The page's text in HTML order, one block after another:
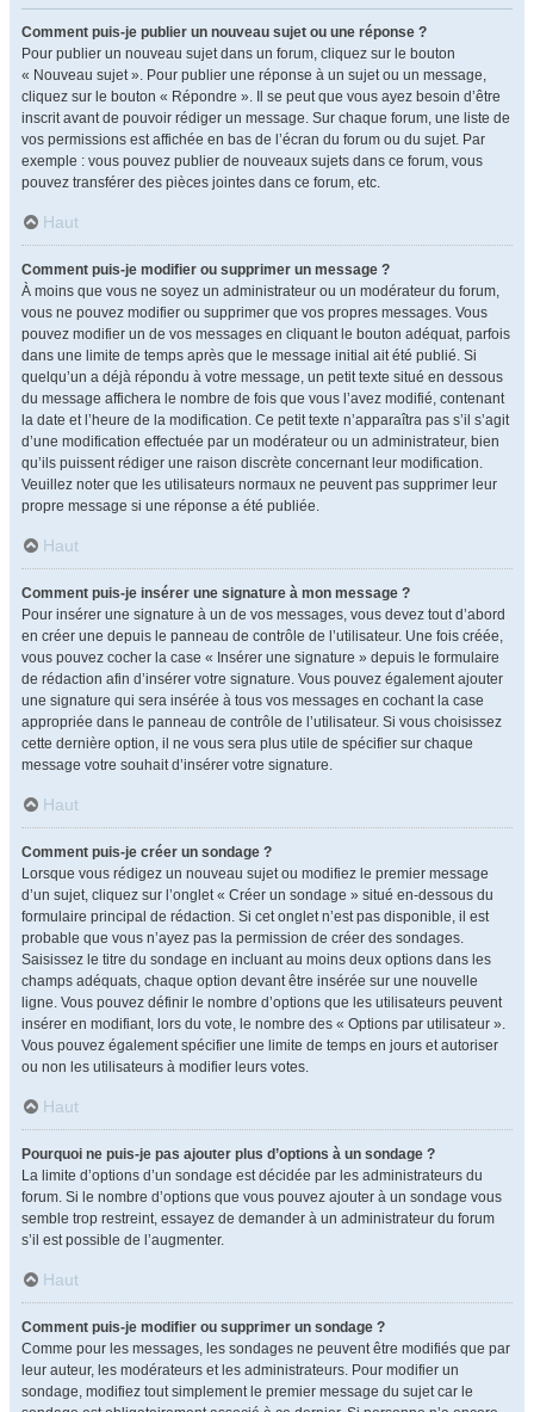
Comment puis-je publier un nouveau sujet ou une réponse ?
Pour publier un nouveau sujet dans un forum, cliquez sur le bouton
« Nouveau sujet ». Pour publier une réponse à un sujet ou un message,
cliquez sur le bouton « Répondre ». Il se peut que vous ayez besoin d’être
inscrit avant de pouvoir rédiger un message. Sur chaque forum, une liste de
vos permissions est affichée en bas de l’écran du forum ou du sujet. Par
exemple : vous pouvez publier de nouveaux sujets dans ce forum, vous
pouvez transférer des pièces jointes dans ce forum, etc.
Haut
Comment puis-je modifier ou supprimer un message ?
À moins que vous ne soyez un administrateur ou un modérateur du forum,
vous ne pouvez modifier ou supprimer que vos propres messages. Vous
pouvez modifier un de vos messages en cliquant le bouton adéquat, parfois
dans une limite de temps après que le message initial ait été publié. Si
quelqu’un a déjà répondu à votre message, un petit texte situé en dessous
du message affichera le nombre de fois que vous l’avez modifié, contenant
la date et l’heure de la modification. Ce petit texte n’apparaîtra pas s’il s’agit
d’une modification effectuée par un modérateur ou un administrateur, bien
qu’ils puissent rédiger une raison discrète concernant leur modification.
Veuillez noter que les utilisateurs normaux ne peuvent pas supprimer leur
propre message si une réponse a été publiée.
Haut
Comment puis-je insérer une signature à mon message ?
Pour insérer une signature à un de vos messages, vous devez tout d’abord
en créer une depuis le panneau de contrôle de l’utilisateur. Une fois créée,
vous pouvez cocher la case « Insérer une signature » depuis le formulaire
de rédaction afin d’insérer votre signature. Vous pouvez également ajouter
une signature qui sera insérée à tous vos messages en cochant la case
appropriée dans le panneau de contrôle de l’utilisateur. Si vous choisissez
cette dernière option, il ne vous sera plus utile de spécifier sur chaque
message votre souhait d’insérer votre signature.
Haut
Comment puis-je créer un sondage ?
Lorsque vous rédigez un nouveau sujet ou modifiez le premier message
d’un sujet, cliquez sur l’onglet « Créer un sondage » situé en-dessous du
formulaire principal de rédaction. Si cet onglet n’est pas disponible, il est
probable que vous n’ayez pas la permission de créer des sondages.
Saisissez le titre du sondage en incluant au moins deux options dans les
champs adéquats, chaque option devant être insérée sur une nouvelle
ligne. Vous pouvez définir le nombre d’options que les utilisateurs peuvent
insérer en modifiant, lors du vote, le nombre des « Options par utilisateur ».
Vous pouvez également spécifier une limite de temps en jours et autoriser
ou non les utilisateurs à modifier leurs votes.
Haut
Pourquoi ne puis-je pas ajouter plus d’options à un sondage ?
La limite d’options d’un sondage est décidée par les administrateurs du
forum. Si le nombre d’options que vous pouvez ajouter à un sondage vous
semble trop restreint, essayez de demander à un administrateur du forum
s’il est possible de l’augmenter.
Haut
Comment puis-je modifier ou supprimer un sondage ?
Comme pour les messages, les sondages ne peuvent être modifiés que par
leur auteur, les modérateurs et les administrateurs. Pour modifier un
sondage, modifiez tout simplement le premier message du sujet car le